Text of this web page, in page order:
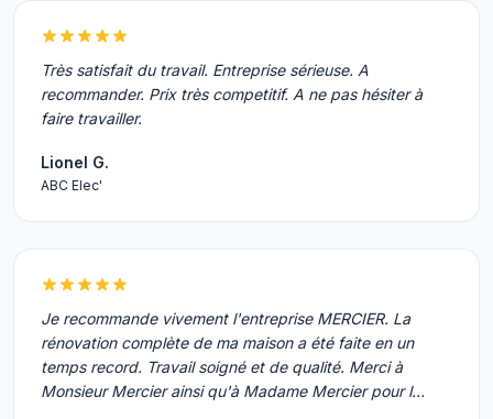
Très satisfait du travail. Entreprise sérieuse. A
recommander. Prix très competitif. A ne pas hésiter à
faire travailler.
Lionel G.
ABC Elec'
Je recommande vivement l'entreprise MERCIER. La
rénovation complète de ma maison a été faite en un
temps record. Travail soigné et de qualité. Merci à
Monsieur Mercier ainsi qu'à Madame Mercier pour l…